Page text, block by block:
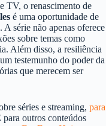
TV, o renascimento de
é uma oportunidade de
série não apenas oferece
sobre temas como
Além disso, a resiliência
testemunho do poder da
que merecem ser
séries e streaming, para
para outros conteúdos